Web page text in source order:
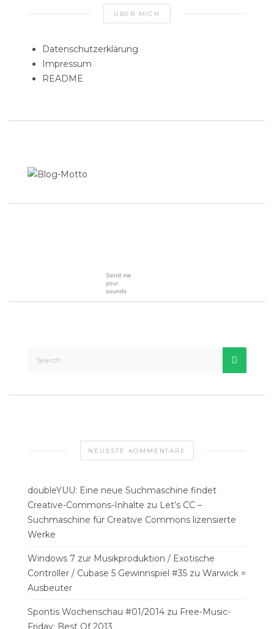
ÜBER MICH
Datenschutzerklärung
Impressum
README
Send me
your
sounds
NEUESTE KOMMENTARE
doubleYUU: Eine neue Suchmaschine findet
Creative-Commons-Inhalte zu Let’s CC –
Suchmaschine für Creative Commons lizensierte
Werke
Windows 7 zur Musikproduktion / Exotische
Controller / Cubase 5 Gewinnspiel #35 zu Warwick =
Ausbeuter
Spontis Wochenschau #01/2014 zu Free-Music-
Friday: Best Of 2013